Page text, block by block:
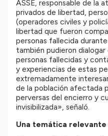
ASSE, responsable de la
privados de libertad,
(operadores civiles y
libertad que fueron
personas fallecida
también pudieron
personas fallecidas y
y experiencias de estas
extremadamente
de la población afectada
perversas del encierro y
invisibilizada», señaló.
Una temática relevante